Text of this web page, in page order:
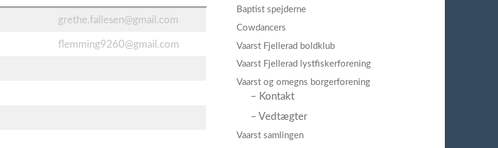
grethe.fallesen@gmail.com
flemming9260@gmail.com
Baptist spejderne
Cowdancers
Vaarst Fjellerad boldklub
Vaarst Fjellerad lystfiskerforening
Vaarst og omegns borgerforening
– Kontakt
– Vedtægter
Vaarst samlingen